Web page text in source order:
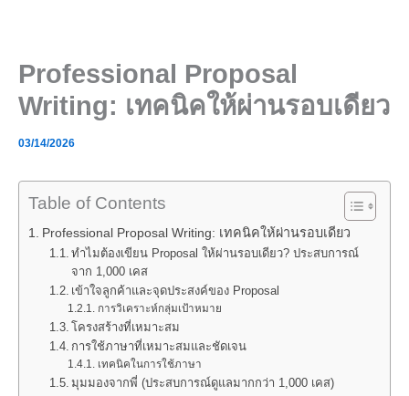
Professional Proposal
Writing: เทคนิคให้ผ่านรอบเดียว
03/14/2026
Table of Contents
Professional Proposal Writing: เทคนิคให้ผ่านรอบเดียว
ทำไมต้องเขียน Proposal ให้ผ่านรอบเดียว? ประสบการณ์
จาก 1,000 เคส
เข้าใจลูกค้าและจุดประสงค์ของ Proposal
การวิเคราะห์กลุ่มเป้าหมาย
โครงสร้างที่เหมาะสม
การใช้ภาษาที่เหมาะสมและชัดเจน
เทคนิคในการใช้ภาษา
มุมมองจากพี่ (ประสบการณ์ดูแลมากกว่า 1,000 เคส)